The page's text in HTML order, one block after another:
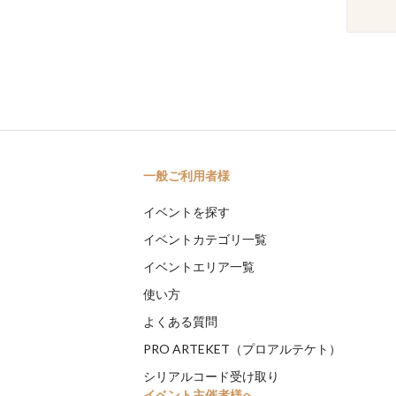
一般ご利用者様
イベントを探す
イベントカテゴリ一覧
イベントエリア一覧
使い方
よくある質問
PRO ARTEKET（プロアルテケト）
シリアルコード受け取り